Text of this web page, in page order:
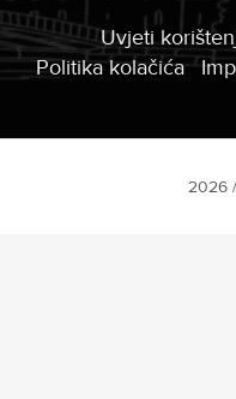
Uvjeti
Politika kolačića
2026